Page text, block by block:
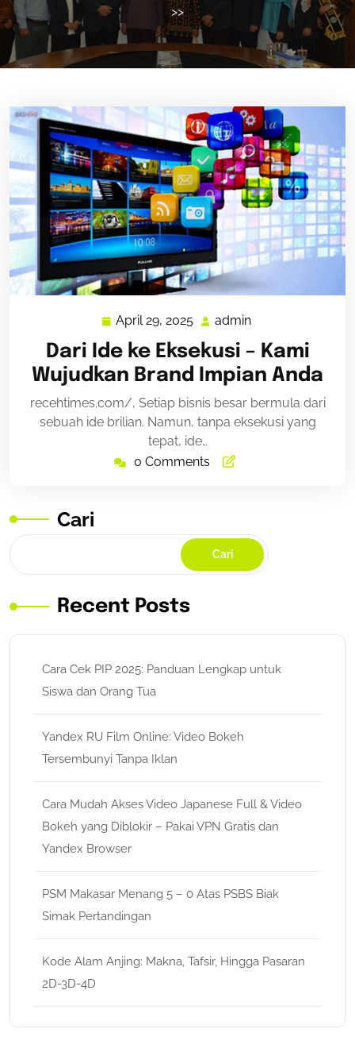
>>
April 29, 2025 April
29,
2025
admin
Dari Ide ke Eksekusi – Kami
Wujudkan Brand Impian Anda
recehtimes.com/, Setiap bisnis besar bermula dari
sebuah ide brilian. Namun, tanpa eksekusi yang
tepat, ide…
0 Comments
Cari
Cari
Recent Posts
Cara Cek PIP 2025: Panduan Lengkap untuk
Siswa dan Orang Tua
Yandex RU Film Online: Video Bokeh
Tersembunyi Tanpa Iklan
Cara Mudah Akses Video Japanese Full & Video
Bokeh yang Diblokir – Pakai VPN Gratis dan
Yandex Browser
PSM Makasar Menang 5 – 0 Atas PSBS Biak
Simak Pertandingan
Kode Alam Anjing: Makna, Tafsir, Hingga Pasaran
2D-3D-4D